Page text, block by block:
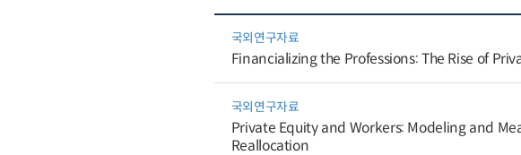
국외연구자료
Financializing the Professions: The Rise of
국외연구자료
Private Equity and Workers: Modeling and
Reallocation